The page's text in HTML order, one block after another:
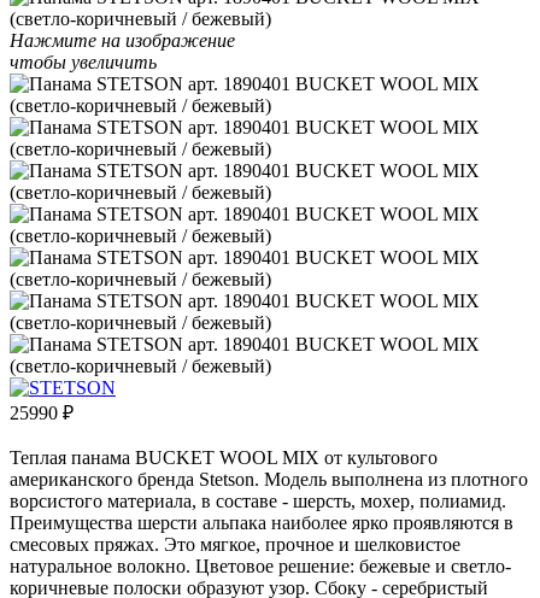
Нажмите на изображение
чтобы увеличить
25990 ₽
Теплая панама BUCKET WOOL MIX от культового
американского бренда Stetson. Модель выполнена из плотного
ворсистого материала, в составе - шерсть, мохер, полиамид.
Преимущества шерсти альпака наиболее ярко проявляются в
смесовых пряжах. Это мягкое, прочное и шелковистое
натуральное волокно. Цветовое решение: бежевые и светло-
коричневые полоски образуют узор. Сбоку - серебристый